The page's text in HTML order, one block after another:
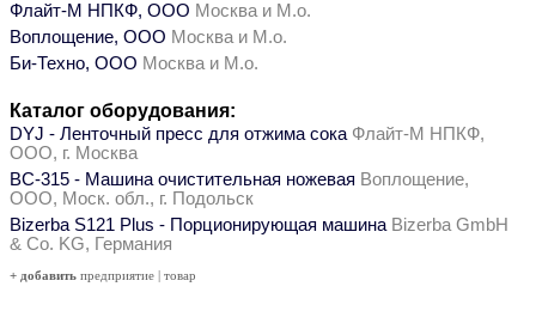
Флайт-М НПКФ, ООО Москва и М.о.
Воплощение, ООО Москва и М.о.
Би-Техно, ООО Москва и М.о.
Каталог оборудования:
DYJ - Ленточный пресс для отжима сока Флайт-М НПКФ,
ООО, г. Москва
ВС-315 - Машина очистительная ножевая Воплощение,
ООО, Моск. обл., г. Подольск
Bizerba S121 Plus - Порционирующая машина Bizerba GmbH
& Co. KG, Германия
+ добавить предприятие | товар